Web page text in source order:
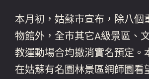
本月初，姑蘇市宣布，除八個
物館外，全市其它A級景區、
教運動場合均撤消實名預定。
在姑蘇有名園林景區網師園看